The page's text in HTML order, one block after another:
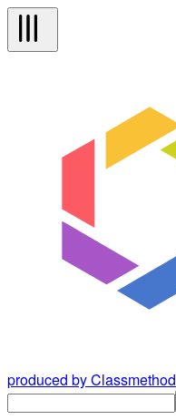
produced by Classmethod